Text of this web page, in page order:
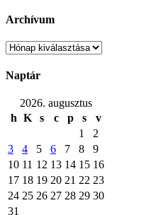
Archívum
Archívum
Naptár
2026. augusztus
h K s c p s
v
1
2
3
4 5 6 7 8
9
10 11 12 13 14 15 16
17 18 19 20 21 22 23
24 25 26 27 28 29 30
31